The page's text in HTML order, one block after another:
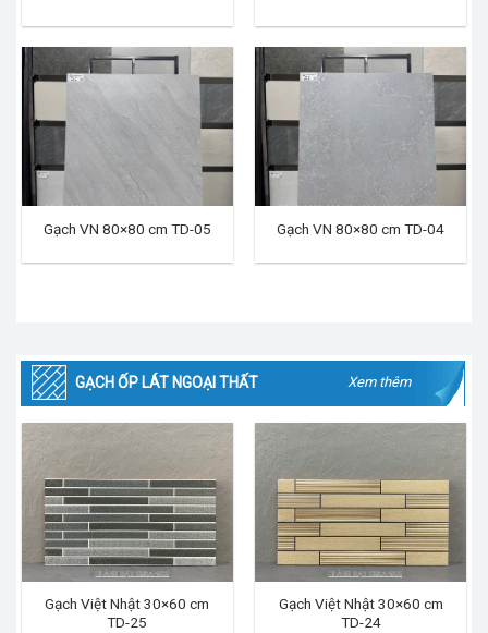
Gạch VN 80×80 cm TD-05 Gạch VN 80×80 cm TD-04
GẠCH ỐP LÁT NGOẠI THẤT Xem thêm
Gạch Việt Nhật 30×60 cm
TD-25
Gạch Việt Nhật 30×60 cm
TD-24